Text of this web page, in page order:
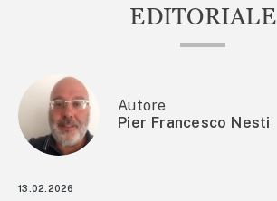
EDITORIALE
Autore
Pier Francesco Nesti
13.02.2026